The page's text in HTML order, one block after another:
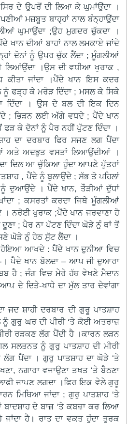
ਦੇ ਉਪਰੋਂ ਦੀ ਲਿਆ ਕੇ ਘੁਮਾਂਉਂਦਾ ।
ਮਜ਼ਬੂਤ ਬਾਹ੍ਹਾਂ ਨਾਲ ਬੰਨ੍ਹਾਉਂਦਾ
ਘੁਮਾਉਂਦਾ ;ਉਹ ਮੁਗਦਰ ਚੁੱਕਦਾ ।
ਖਾਨ ਦੀਆਂ ਬਾਹਾਂ ਨਾਲ ਲਮਕਾਏ ਜਾਂਦੇ
ਦੋਨਾਂ ਨੂੰ ਉਪਰ ਚੁੱਕ ਲੈਂਦਾ ; ਮੂੰਗਲੀਆਂ
ਲਿਆਂਉਂਦਾ ।ਉਸ ਦੀ ਵਧੀਆ ਖੁਰਾਕ ,
ਕੀਤਾ ਜਾਂਦਾ ।ਪੈਂਦੇ ਖਾਨ ਇਸ ਕਦਰ
ਨੂੰ ਫੜ੍ਹ ਕੇ ਮਰੋੜ ਦਿੰਦਾ ; ਮਸਲ ਕੇ ਸਿਕੇ
ਦਿੰਦਾ । ਉਸ ਦੇ ਬਲ ਦੀ ਇਕ ਦਿਨ
; ਭਿੜਨ ਲਈ ਅੱਗੇ ਵਧਦੇ ; ਪੈਂਦੇ ਖਾਨ
ਫੜ ਕੇ ਦੋਨਾਂ ਨੂੰ ਪੈਰ ਨਹੀਂ ਪੁੱਟਣ ਦਿੰਦਾ ।
ਦਾ ਦਰਬਾਰ ਫਿਰ ਸਜਣ ਲਗ ਪੈਂਦਾ
ਅਤੇ ਅਦਭੁਤ ਵਸਤਾਂ ਲਿਆਉਂਦੀਆਂ ।
ਦਾ ਦਿਲ ਆ ਚੁੱਕਿਆ ਹੁੰਦਾ ਆਪਣੇ ਪੁੱਤਰਾਂ
, ਪੈਂਦੇ ਨੂੰ ਬੁਲਾਉਂਦੇ ; ਸੱਭ ਤੋ ਪਹਿਲਾਂ
ਦੁਆਉਂਦੇ । ਪੈਂਦੇ ਖਾਨ, ਤੌੜੀਆਂ ਦੁੱਧਾਂ
; ਕਸਰਤਾਂ ਕਰਦਾ ਜਿਥੇ ਮੂੰਗਲੀਆਂ
ਨਰੋਈ ਖੁਰਾਕ ;ਪੈਂਦੇ ਖਾਨ ਜਰਵਾਣਾ ਹੋ
ਦੂਣਾ ; ਪੈਰ ਨਾ ਪੱਟਣ ਦਿੰਦਾ ਘੋੜੇ ਨੁੰ ਥਾਂ ਤੋਂ
ਘੋੜੇ ਨੁੰ ਹੇਠ ਸੁੱਟ ਲੈਂਦਾ ।
ਹੋਇਆ ਆਖਦੇ : ਪੈਂਦੇ ਖਾਨ ਦੁਨੀਆ ਵਿਚ
ਪੈਦੇ ਖਾਨ ਬੋਲਦਾ – ਆਪ ਜੀ ਦੁਆਰਾ
ਹੈ ; ਜੰਗ ਵਿਚ ਮੇਰੇ ਹੱਥ ਵੇਖਣੇ ਮੈਦਾਨ
ਦੇ ਦਿਤੇ-ਖਾਧੇ ਦਾ ਮੁੱਲ ਤਾਰ ਦੇਵਾਂਗਾ
ਜਦ ਸ਼ਾਹੀ ਦਰਬਾਰ ਦੀ ਗੁਰੂ ਪਾਤਸ਼ਾਹ
ਨੂੰ ਗੁਰੁ ਘਰ ਦੀ ਪੀਰੀ ‘ਤੇ ਕੋਈ ਅਤਰਾਜ਼
ਰੜਕਣ ਲੱਗ ਪੈਂਦੀ ਹੈ ।ਕਾਰਨ ਲੜਨ
ਸਲਤਨਤ ਨੂੰ ਗੁਰੁ ਪਾਤਸ਼ਾਹ ਦੀ ਮੀਰੀ
ਪੈਂਦਾ । ਗੁਰੁ ਪਾਤਸ਼ਾਹ ਦਾ ਘੋੜੇ ‘ਤੇ
ਨਗਾਰਾ ਵਜਾਉਣਾ ਤਖਤ ‘ਤੇ ਬੈਠਣਾ
ਜਾਪਣ ਲਗਦਾ ।ਫਿਰ ਇਕ ਵੇਲੇ ਗੁਰੂ
ਮਿਥਿਆ ਜਾਂਦਾ ; ਗੁਰੁ ਪਾਤਸ਼ਾਹ ‘ਤੇ
ਬਾਦਸ਼ਾਹ ਦੇ ਬਾਜ਼ ‘ਤੇ ਕਬਜ਼ਾ ਕਰ ਲਿਆ
ਜਾਂਦਾ ਹੈ। ਰਾਤ ਦਾ ਵਕਤ ਹੁੰਦਾ ਤੁਰਕ